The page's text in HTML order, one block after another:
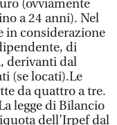
(ovviamente
a 24 anni). Nel
in considerazione
di
derivanti dal
(se locati).Le
da quattro a tre.
legge di Bilancio
dell’Irpef dal